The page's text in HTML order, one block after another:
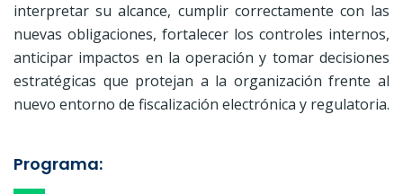
interpretar su alcance, cumplir correctamente con las
nuevas obligaciones, fortalecer los controles internos,
anticipar impactos en la operación y tomar decisiones
estratégicas que protejan a la organización frente al
nuevo entorno de fiscalización electrónica y regulatoria.
Programa: